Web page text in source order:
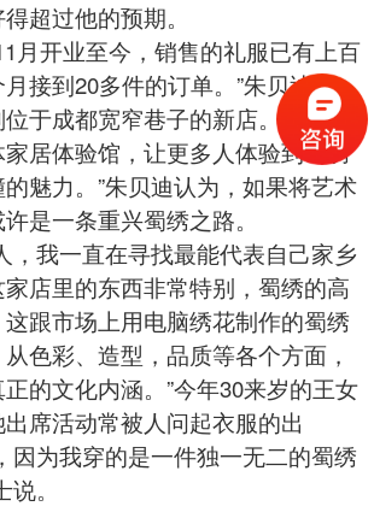
超过他的预期。
开业至今，销售的礼服已有上百
接到20多件的订单。”朱贝迪说，
于成都宽窄巷子的新店。“计划打
居体验馆，让更多人体验到蜀绣
魅力。”朱贝迪认为，如果将艺术
是一条重兴蜀绣之路。
我一直在寻找最能代表自己家乡
店里的东西非常特别，蜀绣的高
跟市场上用电脑绣花制作的蜀绣
色彩、造型，品质等各个方面，
的文化内涵。”今年30来岁的王女
席活动常被人问起衣服的出
因为我穿的是一件独一无二的蜀绣
。